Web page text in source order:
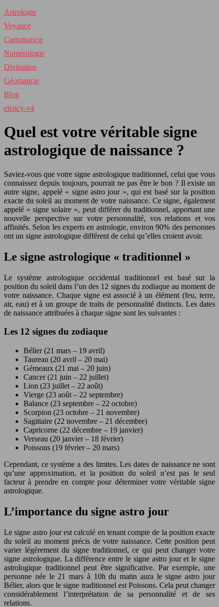
Astrologie
Voyance
Cartomancie
Numérologie
Divination
Géomancie
Blog
elency-v4
Quel est votre véritable signe
astrologique de naissance ?
Saviez-vous que votre signe astrologique traditionnel, celui que vous
connaissez depuis toujours, pourrait ne pas être le bon ? Il existe un
autre signe, appelé « signe astro jour », qui est basé sur la position
exacte du soleil au moment de votre naissance. Ce signe, également
appelé « signe solaire », peut différer du traditionnel, apportant une
nouvelle perspective sur votre personnalité, vos relations et vos
affinités. Selon les experts en astrologie, environ 90% des personnes
ont un signe astrologique différent de celui qu’elles croient avoir.
Le signe astrologique « traditionnel »
Le système astrologique occidental traditionnel est basé sur la
position du soleil dans l’un des 12 signes du zodiaque au moment de
votre naissance. Chaque signe est associé à un élément (feu, terre,
air, eau) et à un groupe de traits de personnalité distincts. Les dates
de naissance attribuées à chaque signe sont les suivantes :
Les 12 signes du zodiaque
Bélier (21 mars – 19 avril)
Taureau (20 avril – 20 mai)
Gémeaux (21 mai – 20 juin)
Cancer (21 juin – 22 juillet)
Lion (23 juillet – 22 août)
Vierge (23 août – 22 septembre)
Balance (23 septembre – 22 octobre)
Scorpion (23 octobre – 21 novembre)
Sagittaire (22 novembre – 21 décembre)
Capricorne (22 décembre – 19 janvier)
Verseau (20 janvier – 18 février)
Poissons (19 février – 20 mars)
Cependant, ce système a des limites. Les dates de naissance ne sont
qu’une approximation, et la position du soleil n’est pas le seul
facteur à prendre en compte pour déterminer votre véritable signe
astrologique.
L’importance du signe astro jour
Le signe astro jour est calculé en tenant compte de la position exacte
du soleil au moment précis de votre naissance. Cette position peut
varier légèrement du signe traditionnel, ce qui peut changer votre
signe astrologique. La différence entre le signe astro jour et le signe
astrologique traditionnel peut être significative. Par exemple, une
personne née le 21 mars à 10h du matin aura le signe astro jour
Bélier, alors que le signe traditionnel est Poissons. Cela peut changer
considérablement l’interprétation de sa personnalité et de ses
relations.